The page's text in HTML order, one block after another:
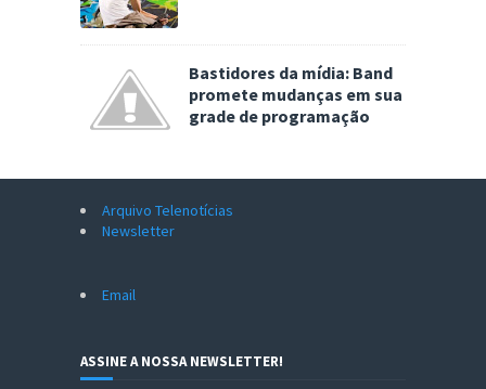
Bastidores da mídia: Band
promete mudanças em sua
grade de programação
Arquivo Telenotícias
Newsletter
Email
ASSINE A NOSSA NEWSLETTER!